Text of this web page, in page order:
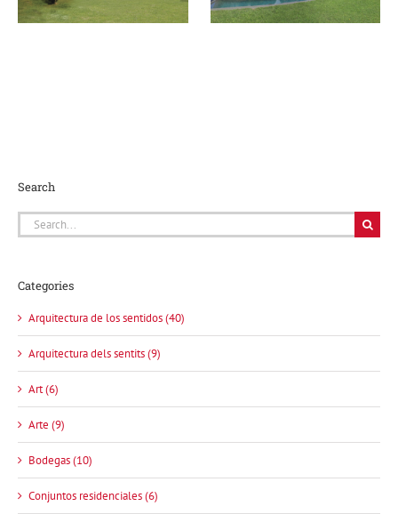
Search
Search
for:
Categories
Arquitectura de los sentidos (40)
Arquitectura dels sentits (9)
Art (6)
Arte (9)
Bodegas (10)
Conjuntos residenciales (6)